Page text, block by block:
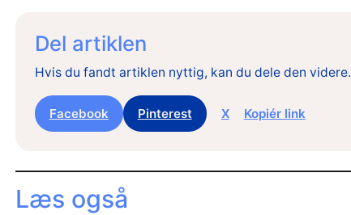
Del artiklen
Hvis du fandt artiklen nyttig, kan du dele den videre.
Facebook Pinterest X Kopiér link
Læs også